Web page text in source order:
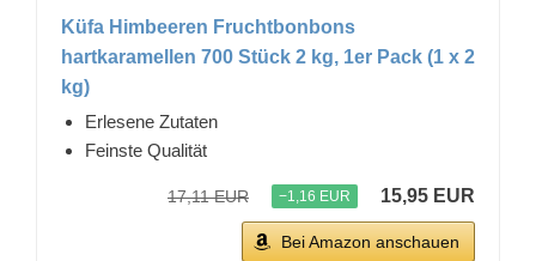
Küfa Himbeeren Fruchtbonbons
hartkaramellen 700 Stück 2 kg, 1er Pack (1 x 2
kg)
Erlesene Zutaten
Feinste Qualität
17,11 EUR −1,16 EUR 15,95 EUR
Bei Amazon anschauen